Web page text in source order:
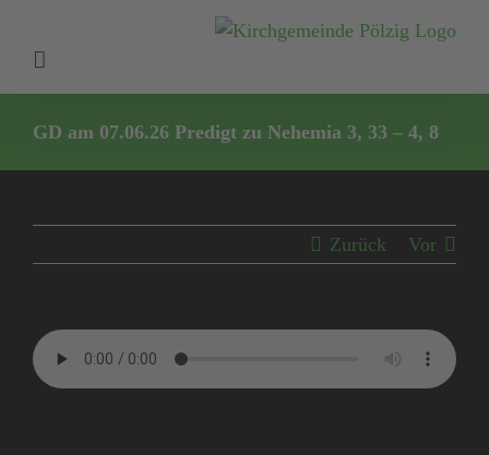
springen
GD am 07.06.26 Predigt zu Nehemia 3, 33 – 4, 8
Zurück Vor